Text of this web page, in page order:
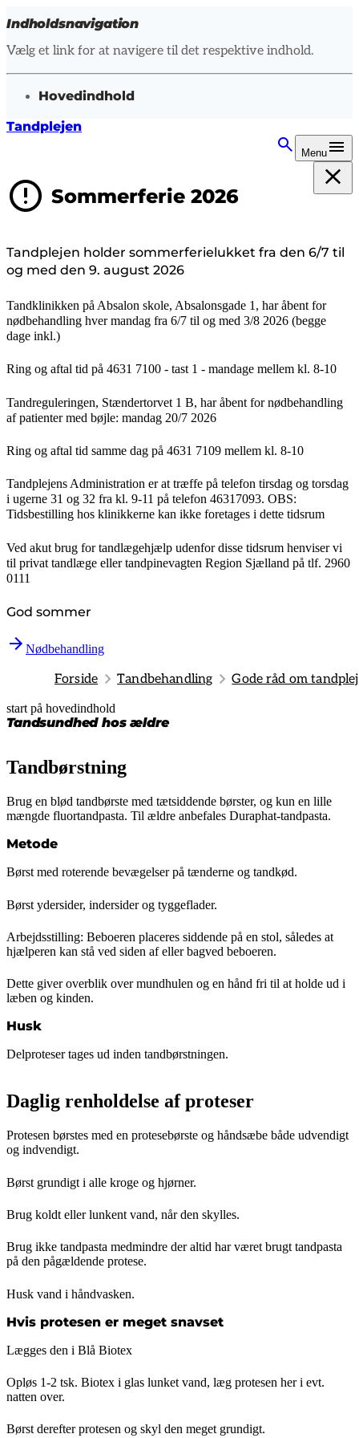
Indholdsnavigation
Vælg et link for at navigere til det respektive indhold.
gå til
Hovedindhold
Tandplejen
Menu
Sommerferie 2026
Tandplejen holder sommerferielukket fra den 6/7 til
og med den 9. august 2026
Tandklinikken på Absalon skole, Absalonsgade 1, har åbent for
nødbehandling hver mandag fra 6/7 til og med 3/8 2026 (begge
dage inkl.)
Ring og aftal tid på 4631 7100 - tast 1 - mandage mellem kl. 8-10
Tandreguleringen, Stændertorvet 1 B, har åbent for nødbehandling
af patienter med bøjle: mandag 20/7 2026
Ring og aftal tid samme dag på 4631 7109 mellem kl. 8-10
Tandplejens Administration er at træffe på telefon tirsdag og torsdag
i ugerne 31 og 32 fra kl. 9-11 på telefon 46317093. OBS:
Tidsbestilling hos klinikkerne kan ikke foretages i dette tidsrum
Ved akut brug for tandlægehjælp udenfor disse tidsrum henviser vi
til privat tandlæge eller tandpinevagten Region Sjælland på tlf. 2960
0111
God sommer
Nødbehandling
Forside Tandbehandling Gode råd om
start på hovedindhold
Tandsundhed hos ældre
senest opdateret 19. februar 2025
Tandbørstning
Brug en blød tandbørste med tætsiddende børster, og kun en lille
mængde fluortandpasta. Til ældre anbefales Duraphat-tandpasta.
Metode
Børst med roterende bevægelser på tænderne og tandkød.
Børst ydersider, indersider og tyggeflader.
Arbejdsstilling: Beboeren placeres siddende på en stol, således at
hjælperen kan stå ved siden af eller bagved beboeren.
Dette giver overblik over mundhulen og en hånd fri til at holde ud i
læben og kinden.
Husk
Delproteser tages ud inden tandbørstningen.
Daglig renholdelse af proteser
Protesen børstes med en protesebørste og håndsæbe både udvendigt
og indvendigt.
Børst grundigt i alle kroge og hjørner.
Brug koldt eller lunkent vand, når den skylles.
Brug ikke tandpasta medmindre der altid har været brugt tandpasta
på den pågældende protese.
Husk vand i håndvasken.
Hvis protesen er meget snavset
Lægges den i Blå Biotex
Opløs 1-2 tsk. Biotex i glas lunket vand, læg protesen her i evt.
natten over.
Børst derefter protesen og skyl den meget grundigt.